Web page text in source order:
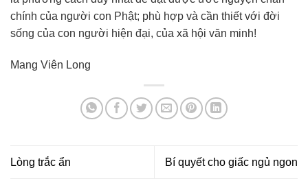
chính của người con Phật; phù hợp và cần thiết với đời
sống của con người hiện đại, của xã hội văn minh!
Mang Viên Long
Lòng trắc ẩn Bí quyết cho giấc ngủ ngon